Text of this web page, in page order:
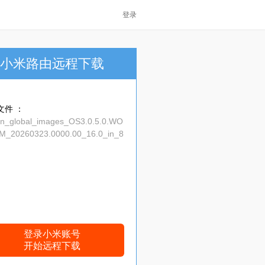
登录
小米路由远程下载
件 ：
登录小米账号
开始远程下载